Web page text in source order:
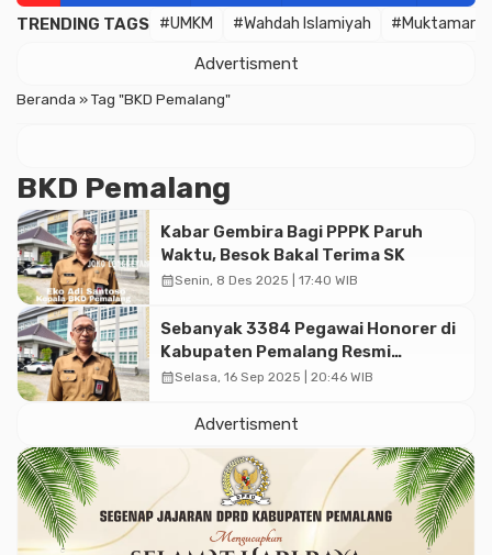
TRENDING TAGS #UMKM #Wahdah Islamiyah #Muktamar
Advertisment
Beranda »Tag "BKD Pemalang"
BKD Pemalang
Kabar Gembira Bagi PPPK Paruh
Waktu, Besok Bakal Terima SK
calendar_monthSenin, 8 Des 2025 | 17:40 WIB
Sebanyak 3384 Pegawai Honorer di
Kabupaten Pemalang Resmi
Diangkat Jadi PPPK Paruh Waktu
calendar_monthSelasa, 16 Sep 2025 | 20:46 WIB
Advertisment